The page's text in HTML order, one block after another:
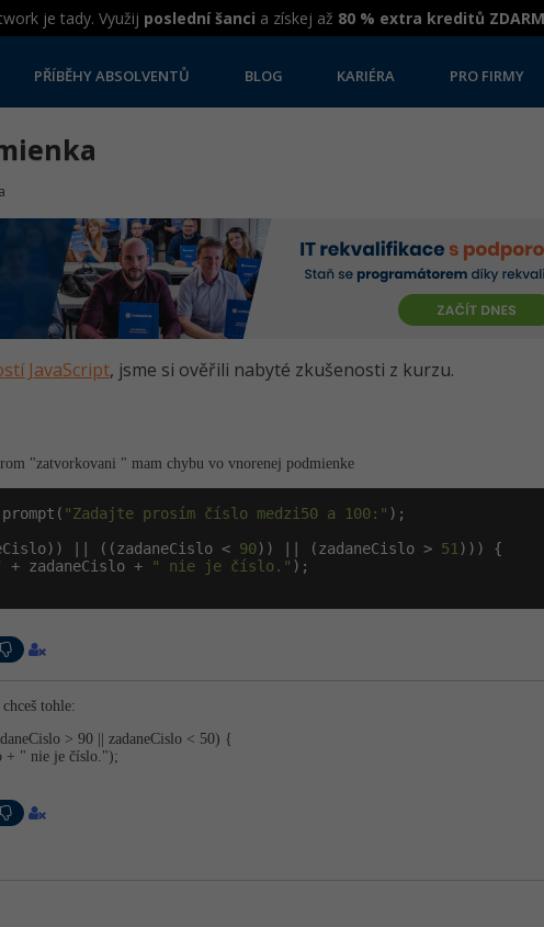
je tady. Využij poslední šanci a získej až 80 % extra kreditů
PŘÍBĚHY ABSOLVENTŮ BLOG KARIÉRA PRO FIRMY
JavaScript, jsme si ověřili nabyté zkušenosti z kurzu.
"zatvorkovani " mam chybu vo vnorenej podmienke
"Zadajte prosím číslo medzi50 a 100:" );
|| ((zadaneCislo < 90)) || (zadaneCislo > 51 ))) {
+ zadaneCislo + " nie je číslo." );
tohle:
> 90 || zadaneCislo < 50) {
+ " nie je číslo.");